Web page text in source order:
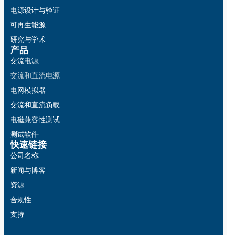
电源设计与验证
可再生能源
研究与学术
产品
交流电源
交流和直流电源
电网模拟器
交流和直流负载
电磁兼容性测试
测试软件
快速链接
公司名称
新闻与博客
资源
合规性
支持